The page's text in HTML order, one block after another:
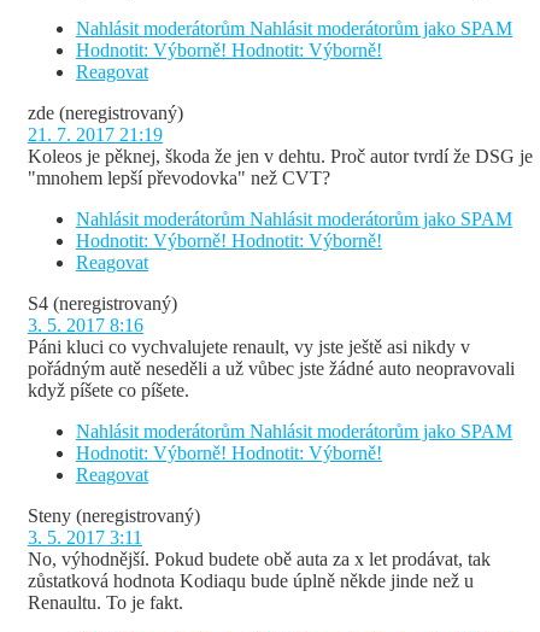
Nahlásit moderátorům Nahlásit moderátorům jako SPAM
Hodnotit: Výborně! Hodnotit: Výborně!
Reagovat
zde (neregistrovaný)
21. 7. 2017 21:19
Koleos je pěknej, škoda že jen v dehtu. Proč autor tvrdí že DSG je
"mnohem lepší převodovka" než CVT?
Nahlásit moderátorům Nahlásit moderátorům jako SPAM
Hodnotit: Výborně! Hodnotit: Výborně!
Reagovat
S4 (neregistrovaný)
3. 5. 2017 8:16
Páni kluci co vychvalujete renault, vy jste ještě asi nikdy v
pořádným autě neseděli a už vůbec jste žádné auto neopravovali
když píšete co píšete.
Nahlásit moderátorům Nahlásit moderátorům jako SPAM
Hodnotit: Výborně! Hodnotit: Výborně!
Reagovat
Steny (neregistrovaný)
3. 5. 2017 3:11
No, výhodnější. Pokud budete obě auta za x let prodávat, tak
zůstatková hodnota Kodiaqu bude úplně někde jinde než u
Renaultu. To je fakt.